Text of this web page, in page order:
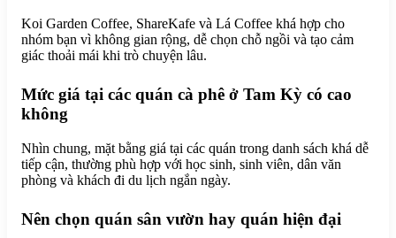
Koi Garden Coffee, ShareKafe và Lá Coffee khá hợp cho
nhóm bạn vì không gian rộng, dễ chọn chỗ ngồi và tạo cảm
giác thoải mái khi trò chuyện lâu.
Mức giá tại các quán cà phê ở Tam Kỳ có cao
không
Nhìn chung, mặt bằng giá tại các quán trong danh sách khá dễ
tiếp cận, thường phù hợp với học sinh, sinh viên, dân văn
phòng và khách đi du lịch ngắn ngày.
Nên chọn quán sân vườn hay quán hiện đại